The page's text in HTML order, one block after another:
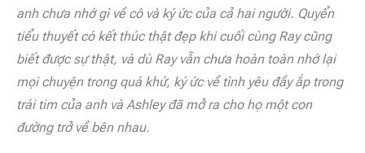
anh chưa nhớ gì về cô và ký ức của cả hai người. Quyển
tiểu thuyết có kết thúc thật đẹp khi cuối cùng Ray cũng
biết được sự thật, và dù Ray vẫn chưa hoàn toàn nhớ lại
mọi chuyện trong quá khứ, ký ức về tình yêu đầy ắp trong
trái tim của anh và Ashley đã mở ra cho họ một con
đường trở về bên nhau.